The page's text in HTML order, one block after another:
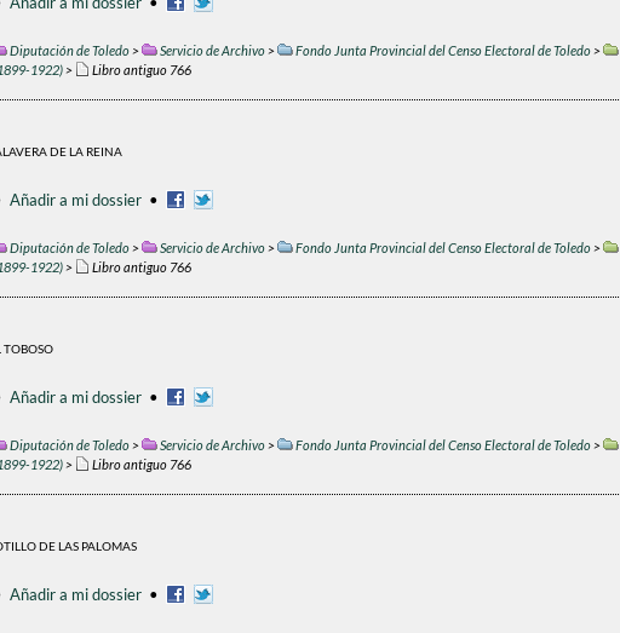
Diputación de Toledo> Servicio de Archivo> Fondo Junta Provincial del Censo Electoral de Toledo>
1922)> Libro antiguo 766
DE LA REINA
Añadir a mi dossier •
Diputación de Toledo> Servicio de Archivo> Fondo Junta Provincial del Censo Electoral de Toledo>
1922)> Libro antiguo 766
TOBOSO
Añadir a mi dossier •
Diputación de Toledo> Servicio de Archivo> Fondo Junta Provincial del Censo Electoral de Toledo>
1922)> Libro antiguo 766
DE LAS PALOMAS
Añadir a mi dossier •